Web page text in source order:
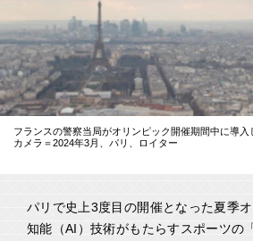
フランスの警察当局がオリンピック開催期間中に導
カメラ＝2024年3月、パリ、ロイター
パリで史上3度目の開催となった夏季
知能（AI）技術がもたらすスポーツの